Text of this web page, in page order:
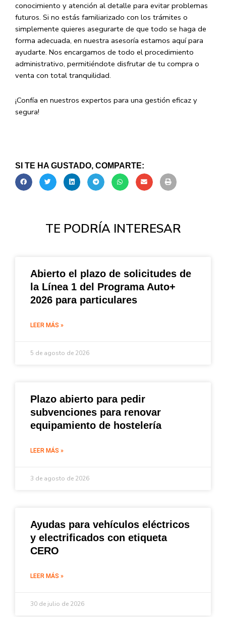
conocimiento y atención al detalle para evitar problemas
futuros. Si no estás familiarizado con los trámites o
simplemente quieres asegurarte de que todo se haga de
forma adecuada, en nuestra asesoría estamos aquí para
ayudarte. Nos encargamos de todo el procedimiento
administrativo, permitiéndote disfrutar de tu compra o
venta con total tranquilidad.
¡Confía en nuestros expertos para una gestión eficaz y
segura!
SI TE HA GUSTADO, COMPARTE:
TE PODRÍA INTERESAR
Abierto el plazo de solicitudes de
la Línea 1 del Programa Auto+
2026 para particulares
LEER MÁS »
5 de agosto de 2026
Plazo abierto para pedir
subvenciones para renovar
equipamiento de hostelería
LEER MÁS »
3 de agosto de 2026
Ayudas para vehículos eléctricos
y electrificados con etiqueta
CERO
LEER MÁS »
30 de julio de 2026